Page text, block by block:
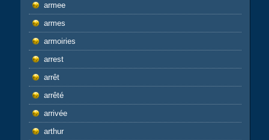
armee
armes
armoiries
arrest
arrêt
arrêté
arrivée
arthur